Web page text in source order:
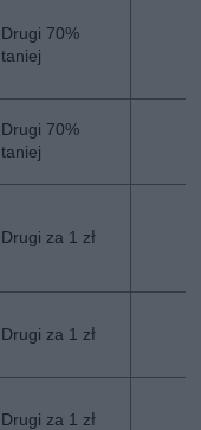
Drugi 70%
taniej
Drugi 70%
taniej
Drugi za 1 zł
Drugi za 1 zł
Drugi za 1 zł